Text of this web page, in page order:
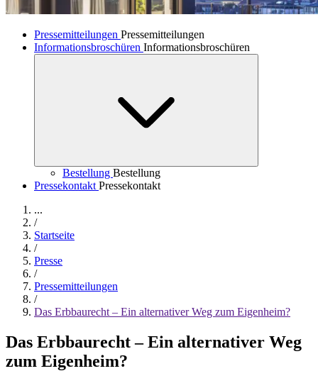
Pressemitteilungen Pressemitteilungen
Informationsbroschüren Informationsbroschüren
Bestellung Bestellung
Pressekontakt Pressekontakt
...
/
Startseite
/
Presse
/
Pressemitteilungen
/
Das Erbbaurecht – Ein alternativer Weg zum Eigenheim?
Das Erbbaurecht – Ein alternativer Weg
zum Eigenheim?